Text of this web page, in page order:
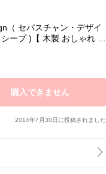
（ セバスチャン・デザイ
ープ )【 木製 おしゃれ 北
購入できません
2014年7月30日に投稿されました